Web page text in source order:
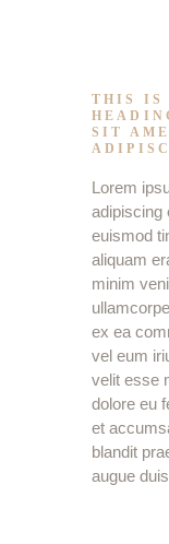
THIS IS
SIT
Lorem
adipiscing
euismod
aliquam
minim
ex ea
vel eum
velit esse
dolore eu
et
blandit
augue